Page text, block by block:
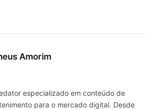
Amorim
especializado em conteúdo de
para o mercado digital. Desde